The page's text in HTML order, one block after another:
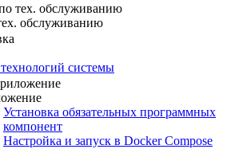
тех. обслуживанию
обслуживанию
системы
Установка обязательных программных
компонент
Настройка и запуск в Docker Compose